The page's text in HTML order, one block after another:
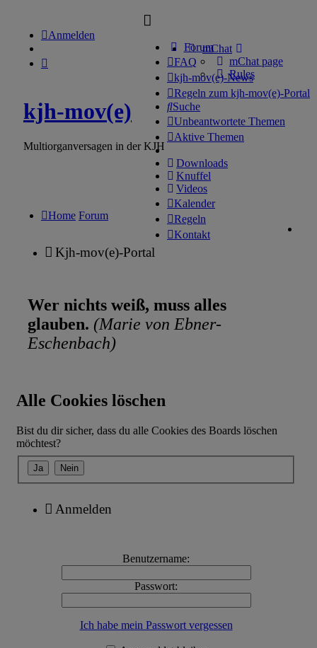
Forum
FAQ
kjh-mov(e)-News
Regeln zum kjh-mov(e)-Portal
Suche
Unbeantwortete Themen
Aktive Themen
Downloads
Knuffel
Videos
Kalender
Regeln
Kontakt
Anmelden
mChat
mChat page
Rules
kjh-mov(e)
Multiorganversagen in der KJH
Home Forum
Kjh-mov(e)-Portal
Wer nichts weiß, muss alles
glauben. (Marie von Ebner-
Eschenbach)
Alle Cookies löschen
Bist du dir sicher, dass du alle Cookies des Boards löschen
möchtest?
Anmelden
Benutzername:
Passwort:
Ich habe mein Passwort vergessen